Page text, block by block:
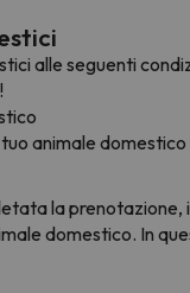
alle seguenti
animale
la
domestico. In